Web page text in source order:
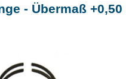
- Übermaß +0,50